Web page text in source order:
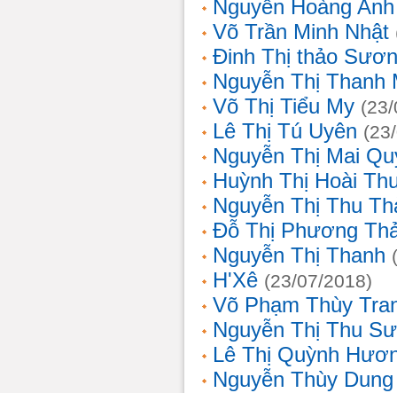
Nguyễn Hoàng Anh
Võ Trần Minh Nhật
Đinh Thị thảo
Nguyễn Thị Thanh
Võ Thị Tiểu My
Lê Thị Tú Uyên
Nguyễn Thị Mai
Huỳnh Thị Hoài
Nguyễn Thị Thu
Đỗ Thị Phương
Nguyễn Thị Thanh
H'Xê (23/07/2018)
Võ Phạm Thùy
Nguyễn Thị Thu
Lê Thị Quỳnh
Nguyễn Thùy Dung